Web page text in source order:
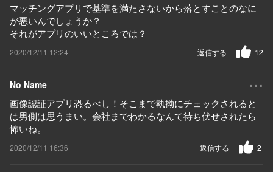
マッチングアプリで基準を満たさないから落とすことのなに
が悪いんでしょうか？
それがアプリのいいところでは？
2020/12/11 12:24 12
返信する
No Name ...
画像認証アプリ恐るべし！そこまで執拗にチェックされると
は男側は思うまい。会社までわかるなんて待ち伏せされたら
怖いね。
2020/12/11 16:36 2
返信する